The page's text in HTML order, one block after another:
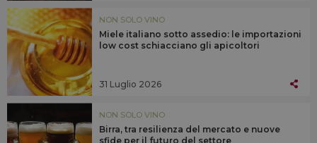
NON SOLO VINO
Miele italiano sotto assedio: le importazioni
low cost schiacciano gli apicoltori
31 Luglio 2026
NON SOLO VINO
Birra, tra resilienza del mercato e nuove
sfide per il futuro del settore